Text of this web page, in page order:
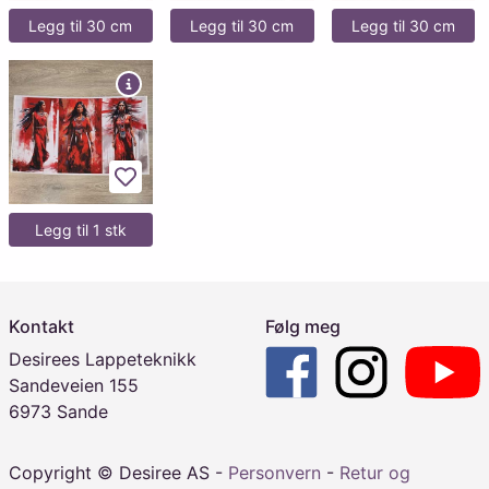
Legg til 30 cm Legg til 30 cm Legg til 30 cm
Legg til favoritter
Legg til 1 stk
Kontakt
Desirees Lappeteknikk
Sandeveien 155
6973 Sande
Følg meg
Copyright © Desiree AS - Personvern - Retur og